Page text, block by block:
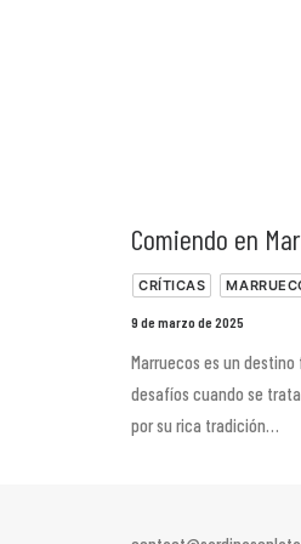
Comiendo en
CRÍTICAS
9 de marzo de 2025
Marruecos es un
desafíos cuando se
por su rica tradición…